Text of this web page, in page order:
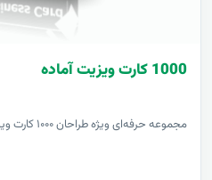
1000 کارت ويزيت آماده
مجموعه حرفه‌ای ویژه طراحان ۱۰۰۰ کارت ویزیت تجاری و حرفه‌ای لایه‌باز ..